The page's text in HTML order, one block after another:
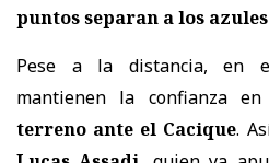
puntos separan a los
Pese a la distancia, en
mantienen la confianza
terreno ante el Cacique.